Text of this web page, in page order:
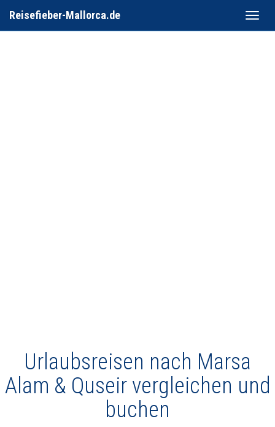
Toggle
Reisefieber-Mallorca.de
Urlaubsreisen nach Marsa
Alam & Quseir vergleichen und
buchen